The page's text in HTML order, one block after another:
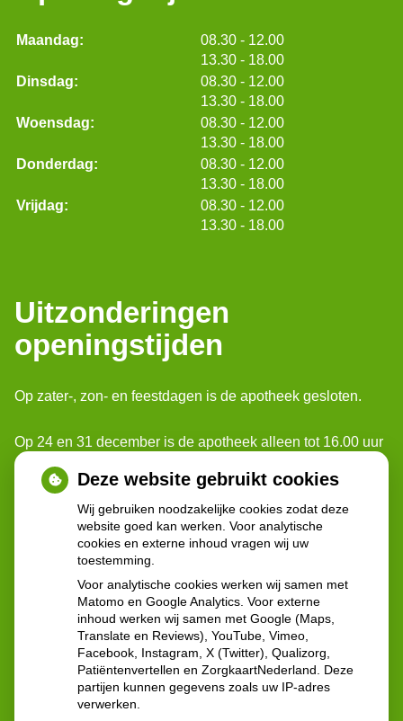
Maandag: 08.30 tot
- 12.00
13.30 tot
- 18.00
Dinsdag:
08.30 tot
- 12.00
13.30 tot
- 18.00
Woensdag:
08.30 tot
- 12.00
13.30 tot
- 18.00
Donderdag:
08.30 tot
- 12.00
13.30 tot
- 18.00
Vrijdag:
08.30 tot
- 12.00
13.30 tot
- 18.00
Uitzonderingen
openingstijden
Op zater-, zon- en feestdagen is de apotheek gesloten.
Op 24 en 31 december is de apotheek alleen tot 16.00 uur
geopend.
Voor spoedgevallen buiten onze openingstijden, kunt u
terecht bij: Poli-apotheek Reinier de Graaf.
Ze zijn geopend: 24 uur per dag 7 dagen per week
Contactgegevens:
Reinier de Graafweg 5
2625 AD Delft
015 - 212 57 60
Deze website gebruikt cookies
Wij gebruiken noodzakelijke cookies zodat deze
website goed kan werken. Voor analytische
cookies en externe inhoud vragen wij uw
toestemming.
Voor analytische cookies werken wij samen met
Matomo en Google Analytics. Voor externe
inhoud werken wij samen met Google (Maps,
Translate en Reviews), YouTube, Vimeo,
Facebook, Instagram, X (Twitter), Qualizorg,
Patiëntenvertellen en ZorgkaartNederland. Deze
partijen kunnen gegevens zoals uw IP-adres
verwerken.